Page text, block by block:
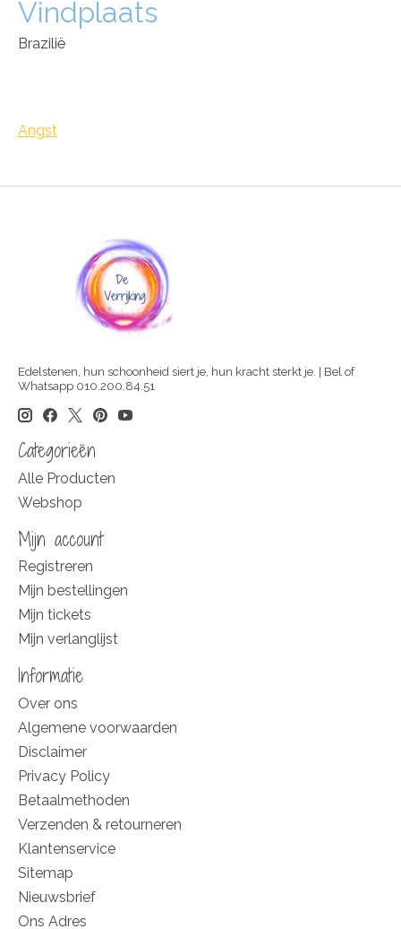
Vindplaats
Brazilië
Angst
Edelstenen, hun schoonheid siert je, hun kracht sterkt je. | Bel of
Whatsapp 010.200.84.51
Categorieën
Alle Producten
Webshop
Mijn account
Registreren
Mijn bestellingen
Mijn tickets
Mijn verlanglijst
Informatie
Over ons
Algemene voorwaarden
Disclaimer
Privacy Policy
Betaalmethoden
Verzenden & retourneren
Klantenservice
Sitemap
Nieuwsbrief
Ons Adres